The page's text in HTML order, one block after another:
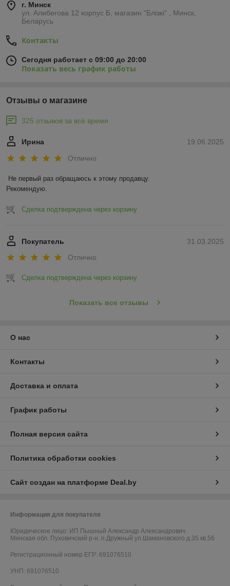
г. Минск
ул. Алибегова 12 корпус Б, магазин "Блiзкi" , Минск,
Беларусь
Контакты
Сегодня работает с 09:00 до 20:00
Показать весь график работы
Отзывы о магазине
325 отзывов за всё время
19.06.2025
Ирина
Отлично
Не первый раз обращаюсь к этому продавцу.
Рекомендую.
Сделка подтверждена через корзину
31.03.2025
Покупатель
Отлично
Сделка подтверждена через корзину
Показать все отзывы
О нас
Контакты
Доставка и оплата
График работы
Полная версия сайта
Политика обработки cookies
Сайт создан на платформе Deal.by
Информация для покупателя
Юридическое лицо: ИП Пышный Александр Александрович
Минская обл. Пуховичский р-н. п.Дружный ул.Шамановского д.35 кв.56
Регистрационный номер ЕГР: 691076510
УНП: 691076510